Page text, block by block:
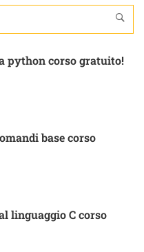
python corso gratuito!
base corso
linguaggio C corso